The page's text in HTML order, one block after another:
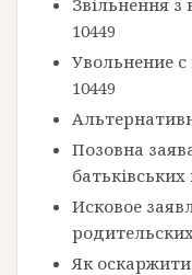
Звільнення з
10449
Увольнение
10449
Позовна
батьківських
Исковое
Як